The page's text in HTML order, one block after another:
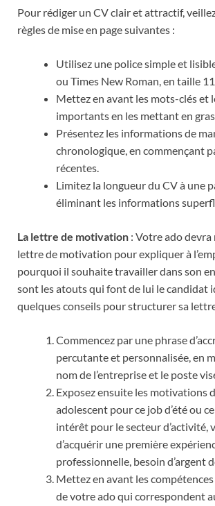
Pour rédiger un CV clair et attractif,
règles de mise en page suivantes :
Utilisez une police simple et
ou Times New Roman, en taille
Mettez en avant les mots-clés et
importants en les mettant en
Présentez les informations de
chronologique, en commençant
récentes.
Limitez la longueur du CV à une
éliminant les informations
La lettre de motivation : Votre ado
lettre de motivation pour expliquer à
pourquoi il souhaite travailler dans son
sont les atouts qui font de lui le candidat
quelques conseils pour structurer sa
Commencez par une phrase
percutante et personnalisée, en
nom de l’entreprise et le poste
Exposez ensuite les motivations
adolescent pour ce job d’été ou
intérêt pour le secteur d’activité,
d’acquérir une première
professionnelle, besoin d’argent
Mettez en avant les
de votre ado qui correspondent